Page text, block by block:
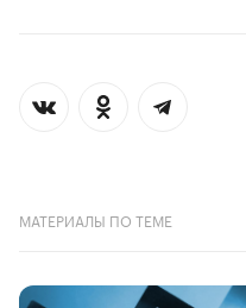
МАТЕРИАЛЫ ПО ТЕМЕ